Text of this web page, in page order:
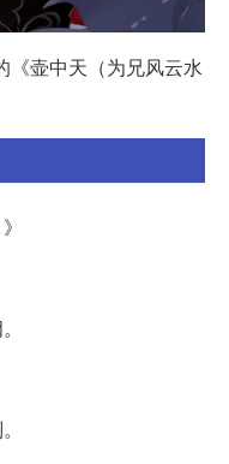
《壶中天（为兄风云水